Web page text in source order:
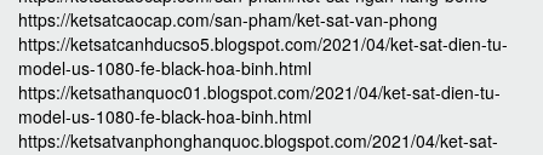
https://ketsatcaocap.com/san-pham/ket-sat-van-phong
https://ketsatcanhducso5.blogspot.com/2021/04/ket-sat-dien-tu-
model-us-1080-fe-black-hoa-binh.html
https://ketsathanquoc01.blogspot.com/2021/04/ket-sat-dien-tu-
model-us-1080-fe-black-hoa-binh.html
https://ketsatvanphonghanquoc.blogspot.com/2021/04/ket-sat-